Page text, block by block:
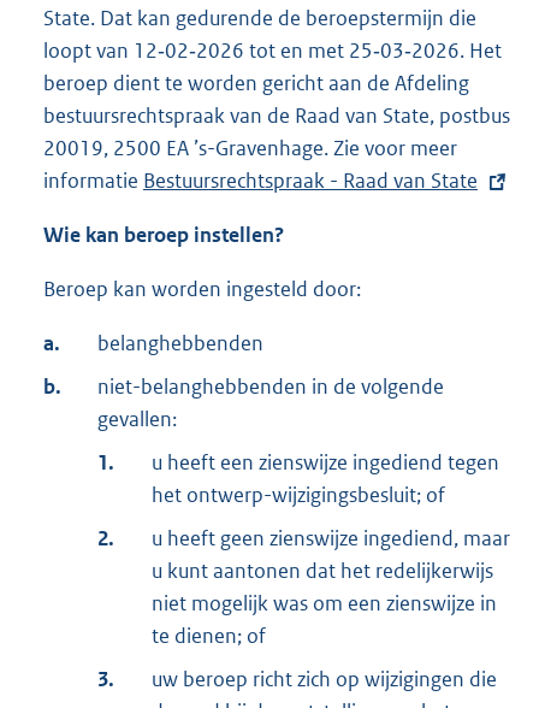
State. Dat kan gedurende de beroepstermijn die
loopt van 12‑02‑2026 tot en met 25‑03‑2026. Het
beroep dient te worden gericht aan de Afdeling
bestuursrechtspraak van de Raad van State, postbus
20019, 2500 EA ’s-Gravenhage. Zie voor meer
informatie E
t
n
e
l
n
k
Bestuursrechtspraak - Raad van State
Wie kan beroep instellen?
Beroep kan worden ingesteld door:
a.
belanghebbenden
b.
niet-belanghebbenden in de volgende
gevallen:
1.
u heeft een zienswijze ingediend tegen
het ontwerp-wijzigingsbesluit; of
2.
u heeft geen zienswijze ingediend, maar
u kunt aantonen dat het redelijkerwijs
niet mogelijk was om een zienswijze in
te dienen; of
3.
uw beroep richt zich op wijzigingen die